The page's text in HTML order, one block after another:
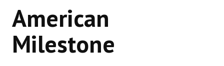
BOARD
News
American
Milestone